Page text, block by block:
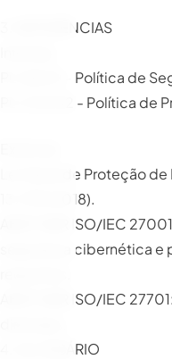
3. REFERÊNCIAS
PL GSI 01 - Política de
PL CCE 02 - Política de
Lei Geral de Proteção
13.709/2018).
ABNT NBR ISO/IEC
segurança cibernética
ABNT NBR ISO/IEC
4. GLOSSÁRIO